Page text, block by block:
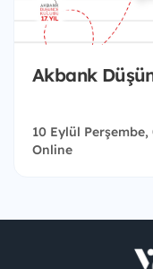
Akbank
10 Eylül Perşembe,
Online